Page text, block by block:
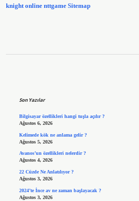
knight online nttgame Sitemap
Son Yazılar
Bilgisayar özellikleri hangi tuşla açılır ?
Ağustos 6, 2026
Kelimede kök ne anlama gelir ?
Ağustos 5, 2026
Avanos’un özellikleri nelerdir ?
Ağustos 4, 2026
22 Cüzde Ne Anlatılıyor ?
Ağustos 3, 2026
2024’te İnce av ne zaman başlayacak ?
Ağustos 3, 2026